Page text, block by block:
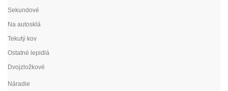
Sekundové
Na autosklá
Tekutý kov
Ostatné lepidlá
Dvojzložkové
Náradie